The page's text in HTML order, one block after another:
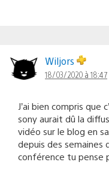
Wiljors
18/03/2020 à 18:47
J’ai bien compris que
sony aurait dû la
vidéo sur le blog en
depuis des
conférence tu pense